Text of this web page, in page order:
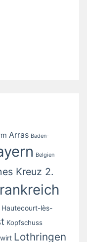
Arras Baden-
Belgien
Kreuz 2.
Hautecourt-lès-
Kopfschuss
Lothringen